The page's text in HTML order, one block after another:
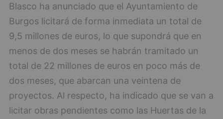
Blasco ha anunciado que el Ayuntamiento de
Burgos licitará de forma inmediata un total de
9,5 millones de euros, lo que supondrá que en
menos de dos meses se habrán tramitado un
total de 22 millones de euros en poco más de
dos meses, que abarcan una veintena de
proyectos. Al respecto, ha indicado que se van a
licitar obras pendientes como las Huertas de la